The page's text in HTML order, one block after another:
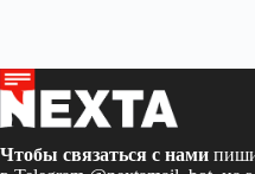
Чтобы связаться с нами